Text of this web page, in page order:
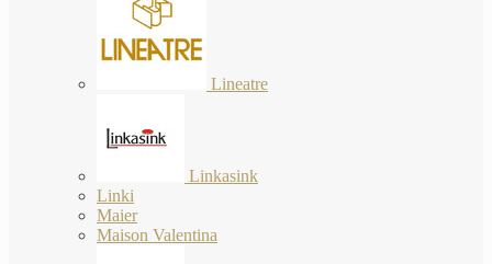
Lineatre
Linkasink
Linki
Maier
Maison Valentina